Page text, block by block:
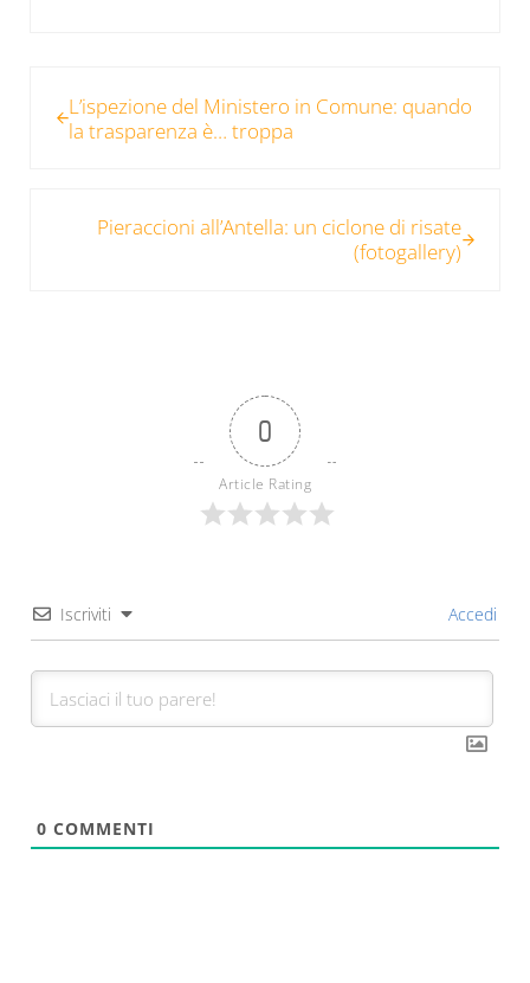
L’ispezione del Ministero in Comune: quando
la trasparenza è… troppa
Pieraccioni all’Antella: un ciclone di risate
(fotogallery)
0
Article Rating
Iscriviti Accedi
0 COMMENTI